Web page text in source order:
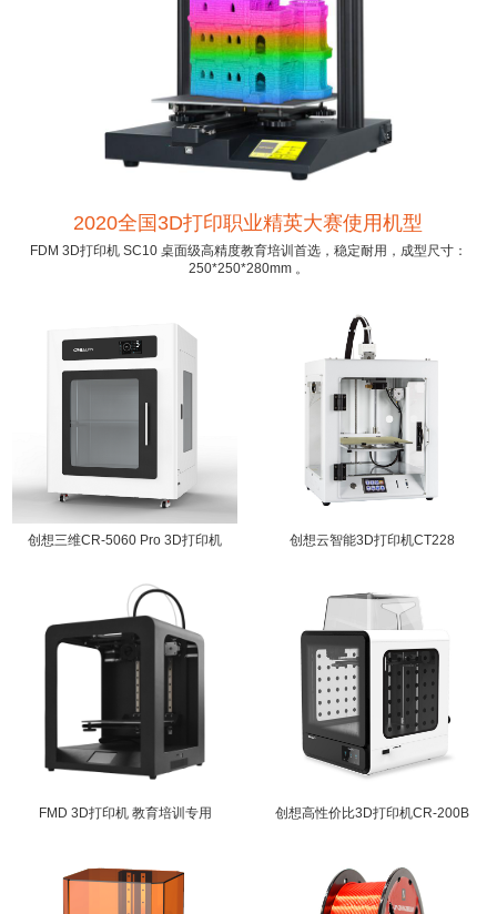
2020全国3D打印职业精英大赛使用机型
FDM 3D打印机 SC10 桌面级高精度教育培训首选，稳定耐用，成型尺寸：
250*250*280mm 。
创想三维CR-5060 Pro 3D打印机 创想云智能3D打印机CT228
FMD 3D打印机 教育培训专用 创想高性价比3D打印机CR-200B